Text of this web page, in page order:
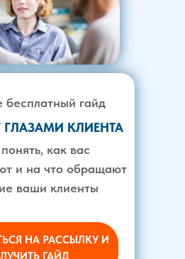
бесплатный гайд
как вас
и на что обращают
ваши клиенты
КЛИЕНТА
НА РАССЫЛКУ И
ГАЙД